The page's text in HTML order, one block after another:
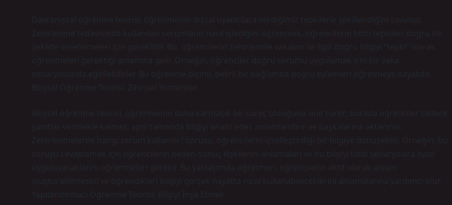
Davranışsal öğrenme teorisi, öğrenmenin dışsal uyarıcılara verdiğimiz tepkilerle şekillendiğini savunur.
Zehirlenme tedavisinde kullanılan serumların nasıl işlediğini öğrenmek, öğrencilerin tıbbi tepkileri doğru bir
şekilde verebilmeleri için gereklidir. Bu, öğrencilerin zehirlenme vakaları ile ilgili doğru bilgiyi “tepki” olarak
öğrenmeleri gerektiği anlamına gelir. Örneğin, öğrenciler doğru serumu uygulamak için bir vaka
senaryosunda eğitilebilirler. Bu öğrenme biçimi, belirli bir bağlamda doğru eylemleri öğretmeye dayalıdır.
Bilişsel Öğrenme Teorisi: Zihinsel Yöntemler
Bilişsel öğrenme teorisi, öğrenmenin daha karmaşık bir süreç olduğunu öne sürer; burada öğrenciler sadece
yanıtlar vermekle kalmaz, aynı zamanda bilgiyi analiz eder, anlamlandırır ve başkalarına aktarırlar.
Zehirlenmelerde hangi serum kullanılır? sorusu, öğrencilerin içselleştirdiği bir bilgiye dönüşebilir. Örneğin, bu
soruyu cevaplamak için öğrencilerin neden-sonuç ilişkilerini anlamaları ve bu bilgiyi tıbbi senaryolara nasıl
uygulayacaklarını öğrenmeleri gerekir. Bu yaklaşımda öğretmen, öğrencilerin aktif olarak anlam
oluşturabilmesini ve öğrendikleri bilgiyi gerçek hayatta nasıl kullanabileceklerini anlamalarına yardımcı olur.
Yapılandırmacı Öğrenme Teorisi: Bilgiyi İnşa Etmek